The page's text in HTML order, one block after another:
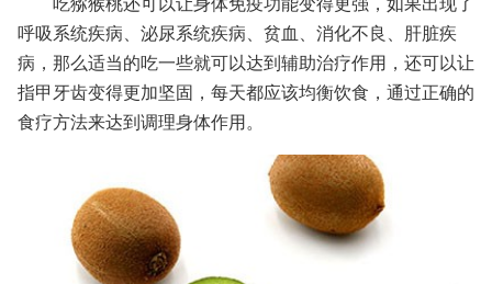
呼吸系统疾病、泌尿系统疾病、贫血、消化不良、肝脏疾
病，那么适当的吃一些就可以达到辅助治疗作用，还可以让
指甲牙齿变得更加坚固，每天都应该均衡饮食，通过正确的
食疗方法来达到调理身体作用。